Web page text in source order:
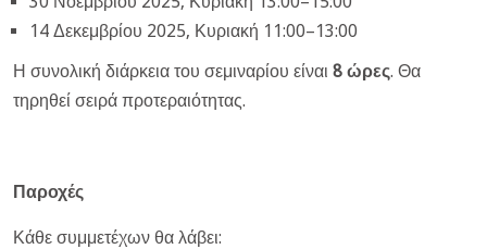
14 Δεκεμβρίου 2025, Κυριακή 11:00–13:00
Η συνολική διάρκεια του σεμιναρίου είναι 8 ώρες. Θα
τηρηθεί σειρά προτεραιότητας.
Παροχές
Κάθε συμμετέχων θα λάβει: